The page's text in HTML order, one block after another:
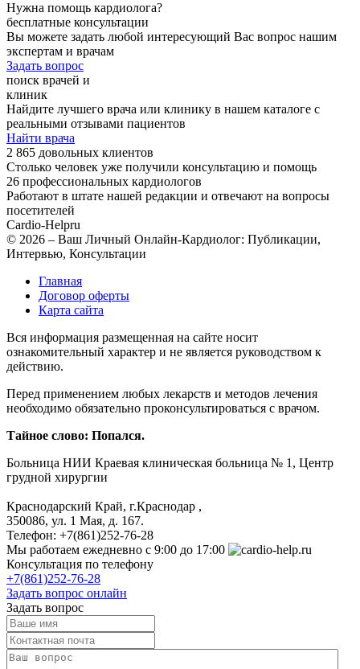
Нужна помощь кардиолога?
бесплатные консультации
Вы можете задать любой интересующий Вас вопрос нашим
экспертам и врачам
Задать вопрос
поиск врачей и
клиник
Найдите лучшего врача или клинику в нашем каталоге с
реальными отзывами пациентов
Найти врача
2 865 довольных клиентов
Столько человек уже получили консультацию и помощь
26 профессиональных кардиологов
Работают в штате нашей редакции и отвечают на вопросы
посетителей
Cardio-Helpru
© 2026 – Ваш Личный Онлайн-Кардиолог: Публикации,
Интервью, Консультации
Главная
Договор оферты
Карта сайта
Вся информация размещенная на сайте носит
ознакомительный характер и не является руководством к
действию.
Перед применением любых лекарств и методов лечения
необходимо обязательно проконсультироваться с врачом.
Тайное слово: Попался.
Больница НИИ Краевая клиническая больница № 1, Центр
грудной хирургии
Краснодарский Край, г.Краснодар ,
350086, ул. 1 Мая, д. 167.
Телефон: +7(861)252-76-28
Мы работаем ежедневно с 9:00 до 17:00
Консультация по телефону
+7(861)252-76-28
Задать вопрос онлайн
Задать вопрос